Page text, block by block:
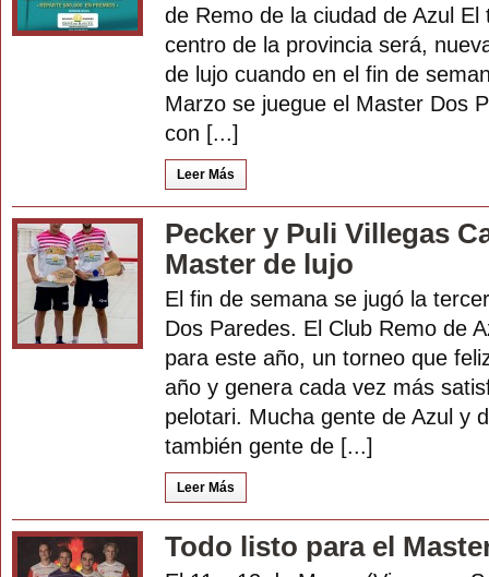
de Remo de la ciudad de Azul El
centro de la provincia será,
de lujo cuando en el fin de
Marzo se juegue el Master Dos
con [...]
Leer Más
Pecker y Puli Villegas
Master de lujo
El fin de semana se jugó la
Dos Paredes. El Club Remo de
para este año, un torneo que
año y genera cada vez más
pelotari. Mucha gente de Azul y
también gente de [...]
Leer Más
Todo listo para el